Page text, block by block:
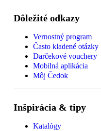
Dôležité odkazy
Vernostný program
Často kladené otázky
Darčekové vouchery
Mobilná aplikácia
Môj Čedok
Inšpirácia & tipy
Katalógy